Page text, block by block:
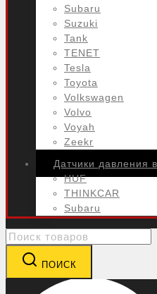
Subaru
Suzuki
Tank
TENET
Tesla
Toyota
Volkswagen
Volvo
Voyah
Zeekr
Датчики давления
HUF
THINKCAR
Subaru
Search
for:
ПОИСК